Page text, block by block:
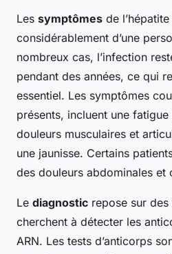
Les symptômes de
considérablement d’une
nombreux cas, l’infection
pendant des années, ce qui
essentiel. Les symptômes
présents, incluent une
douleurs musculaires et
une jaunisse. Certains
des douleurs abdominales et
Le diagnostic repose sur des
cherchent à détecter les
ARN. Les tests d’anticorps